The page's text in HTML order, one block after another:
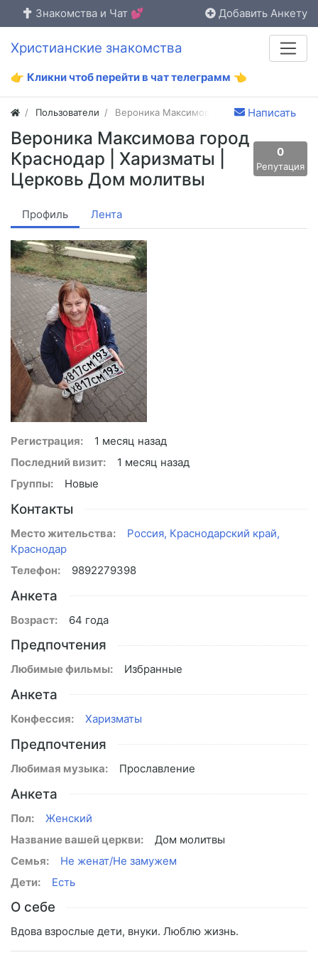
Знакомства и Чат 💕 Добавить Анкету
Христианские знакомства
👉 Кликни чтоб перейти в чат телеграмм 👈
Пользователи Вероника Максимова Написать
Вероника Максимова город
Краснодар | Харизматы |
Церковь Дом молитвы
0
Репутация
Профиль Лента
Регистрация:
1 месяц назад
Последний визит:
1 месяц назад
Группы:
Новые
Контакты
Место жительства:
Россия, Краснодарский край,
Краснодар
Телефон:
9892279398
Анкета
Возраст: 64 года
Предпочтения
Любимые фильмы: Избранные
Анкета
Конфессия: Харизматы
Предпочтения
Любимая музыка: Прославление
Анкета
Пол:
Женский
Название вашей церкви:
Дом молитвы
Семья:
Не женат/Не замужем
Дети:
Есть
О себе
Вдова взрослые дети, внуки. Люблю жизнь.